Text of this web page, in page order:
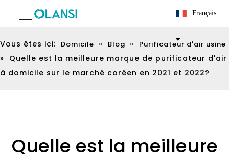
Français
Vous êtes ici: Domicile » Blog » Purificateur d'air usine
»
Quelle est la meilleure marque de purificateur d'air
à domicile sur le marché coréen en 2021 et 2022?
Quelle est la meilleure